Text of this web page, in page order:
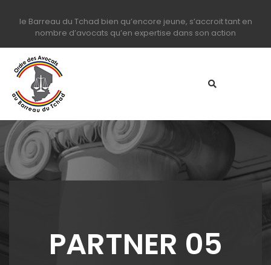
le Barreau du Tchad bien qu’encore jeune, s’accroit tant en
nombre d’avocats qu’en expertise dans son action
PARTNER 05